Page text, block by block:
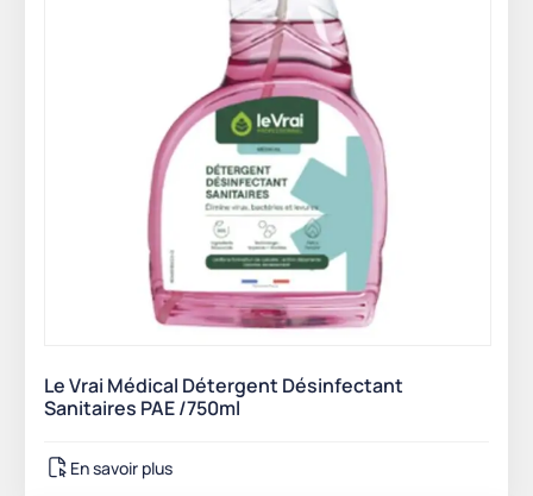
Le Vrai Médical Détergent Désinfectant
Sanitaires PAE /750ml
En savoir plus